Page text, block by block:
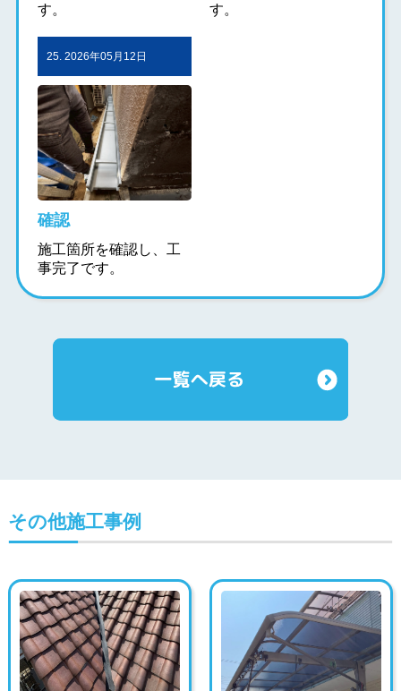
す。
す。
25. 2026年05月12日
確認
施工箇所を確認し、工
事完了です。
その他施工事例